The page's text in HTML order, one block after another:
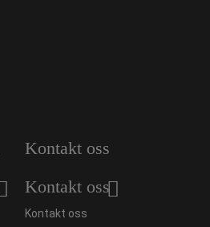
Kontakt oss
Kontakt oss
Kontakt oss